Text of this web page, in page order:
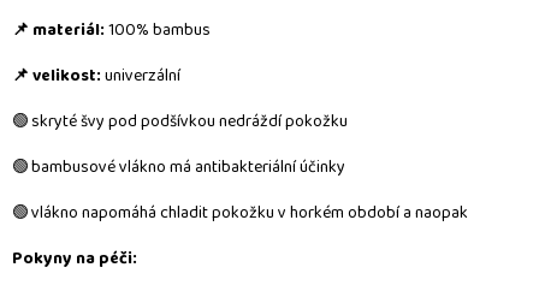
📌 materiál:100% bambus
📌 velikost:univerzální
🟢 skryté švy pod podšívkou nedráždí pokožku
🟢 bambusové vlákno má antibakteriální účinky
🟢 vlákno napomáhá chladit pokožku v horkém období a naopak
Pokyny na péči: